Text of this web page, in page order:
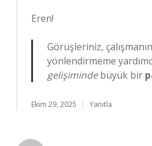
Eren!
Görüşleriniz, çalışmanın
yönlendirmeme
gelişimindebüyük bir
Ekim 29, 2025 Yanıtla